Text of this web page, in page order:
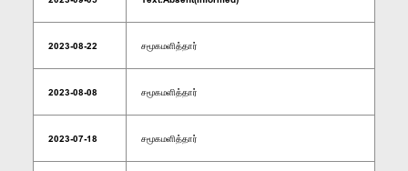
2023-08-22 சமூகமளித்தார்
2023-08-08 சமூகமளித்தார்
2023-07-18 சமூகமளித்தார்